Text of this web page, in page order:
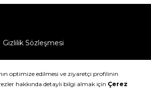
Gizlilik Sözleşmesi